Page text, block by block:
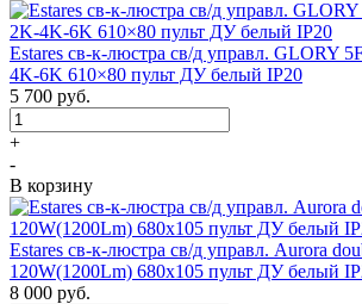
Estares св-к-люстра св/д управл. GLORY
4K-6K 610×80 пульт ДУ белый IP20
5 700 руб.
+
-
В корзину
Estares св-к-люстра св/д управл. Aurora
120W(1200Lm) 680х105 пульт ДУ белый
8 000 руб.